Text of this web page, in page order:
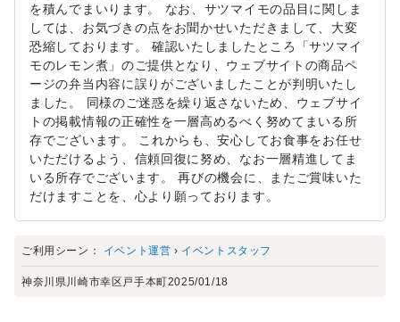
を積んでまいります。 なお、サツマイモの品目に関しま
しては、お気づきの点をお聞かせいただきまして、大変
恐縮しております。 確認いたしましたところ「サツマイ
モのレモン煮」のご提供となり、ウェブサイトの商品ペ
ージの弁当内容に誤りがございましたことが判明いたし
ました。 同様のご迷惑を繰り返さないため、ウェブサイ
トの掲載情報の正確性を一層高めるべく努めてまいる所
存でございます。 これからも、安心してお食事をお任せ
いただけるよう、信頼回復に努め、なお一層精進してま
いる所存でございます。 再びの機会に、またご賞味いた
だけますことを、心より願っております。
ご利用シーン： イベント運営 › イベントスタッフ
神奈川県川崎市幸区戸手本町2025/01/18